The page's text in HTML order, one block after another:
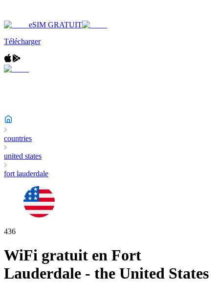
eSIM GRATUIT
Télécharger
countries
united states
fort lauderdale
436
WiFi gratuit en Fort
Lauderdale - the United States